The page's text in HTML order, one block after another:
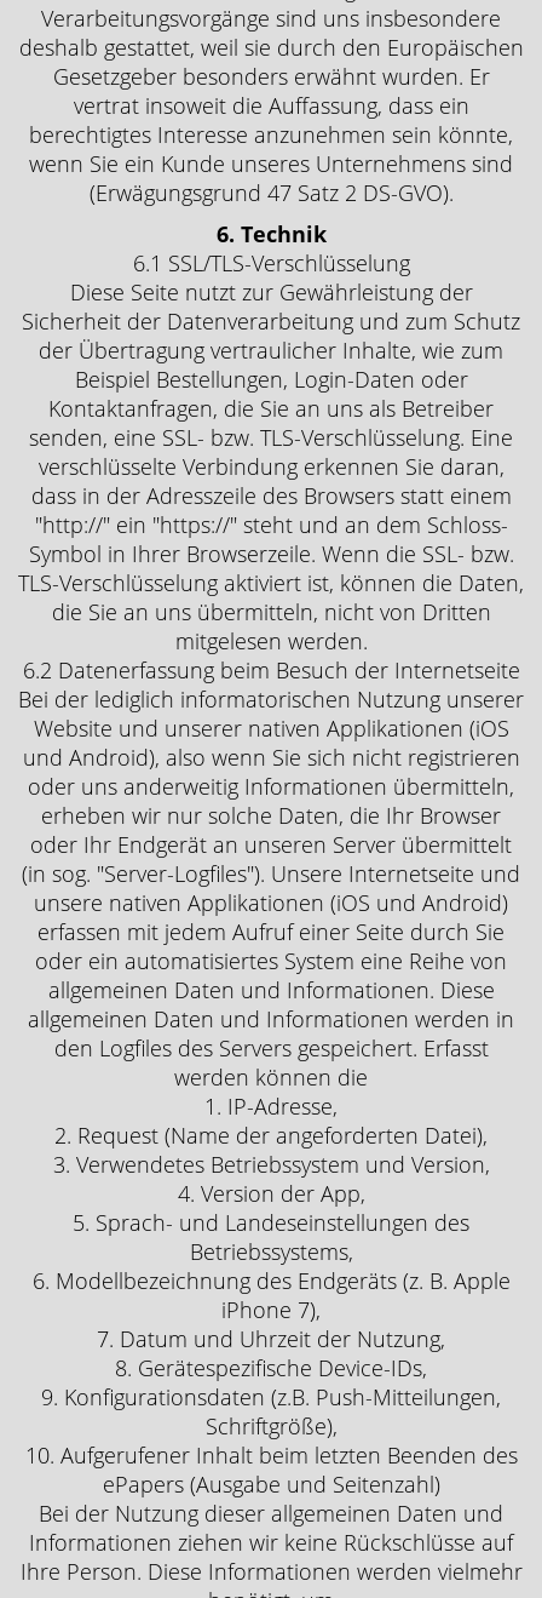
Verarbeitungsvorgänge sind uns insbesondere
deshalb gestattet, weil sie durch den Europäischen
Gesetzgeber besonders erwähnt wurden. Er
vertrat insoweit die Auffassung, dass ein
berechtigtes Interesse anzunehmen sein könnte,
wenn Sie ein Kunde unseres Unternehmens sind
(Erwägungsgrund 47 Satz 2 DS-GVO).
6. Technik
6.1 SSL/TLS-Verschlüsselung
Diese Seite nutzt zur Gewährleistung der
Sicherheit der Datenverarbeitung und zum Schutz
der Übertragung vertraulicher Inhalte, wie zum
Beispiel Bestellungen, Login-Daten oder
Kontaktanfragen, die Sie an uns als Betreiber
senden, eine SSL- bzw. TLS-Verschlüsselung. Eine
verschlüsselte Verbindung erkennen Sie daran,
dass in der Adresszeile des Browsers statt einem
"http://" ein "https://" steht und an dem Schloss-
Symbol in Ihrer Browserzeile. Wenn die SSL- bzw.
TLS-Verschlüsselung aktiviert ist, können die Daten,
die Sie an uns übermitteln, nicht von Dritten
mitgelesen werden.
6.2 Datenerfassung beim Besuch der Internetseite
Bei der lediglich informatorischen Nutzung unserer
Website und unserer nativen Applikationen (iOS
und Android), also wenn Sie sich nicht registrieren
oder uns anderweitig Informationen übermitteln,
erheben wir nur solche Daten, die Ihr Browser
oder Ihr Endgerät an unseren Server übermittelt
(in sog. "Server-Logfiles"). Unsere Internetseite und
unsere nativen Applikationen (iOS und Android)
erfassen mit jedem Aufruf einer Seite durch Sie
oder ein automatisiertes System eine Reihe von
allgemeinen Daten und Informationen. Diese
allgemeinen Daten und Informationen werden in
den Logfiles des Servers gespeichert. Erfasst
werden können die
1. IP-Adresse,
2. Request (Name der angeforderten Datei),
3. Verwendetes Betriebssystem und Version,
4. Version der App,
5. Sprach- und Landeseinstellungen des
Betriebssystems,
6. Modellbezeichnung des Endgeräts (z. B. Apple
iPhone 7),
7. Datum und Uhrzeit der Nutzung,
8. Gerätespezifische Device-IDs,
9. Konfigurationsdaten (z.B. Push-Mitteilungen,
Schriftgröße),
10. Aufgerufener Inhalt beim letzten Beenden des
ePapers (Ausgabe und Seitenzahl)
Bei der Nutzung dieser allgemeinen Daten und
Informationen ziehen wir keine Rückschlüsse auf
Ihre Person. Diese Informationen werden vielmehr